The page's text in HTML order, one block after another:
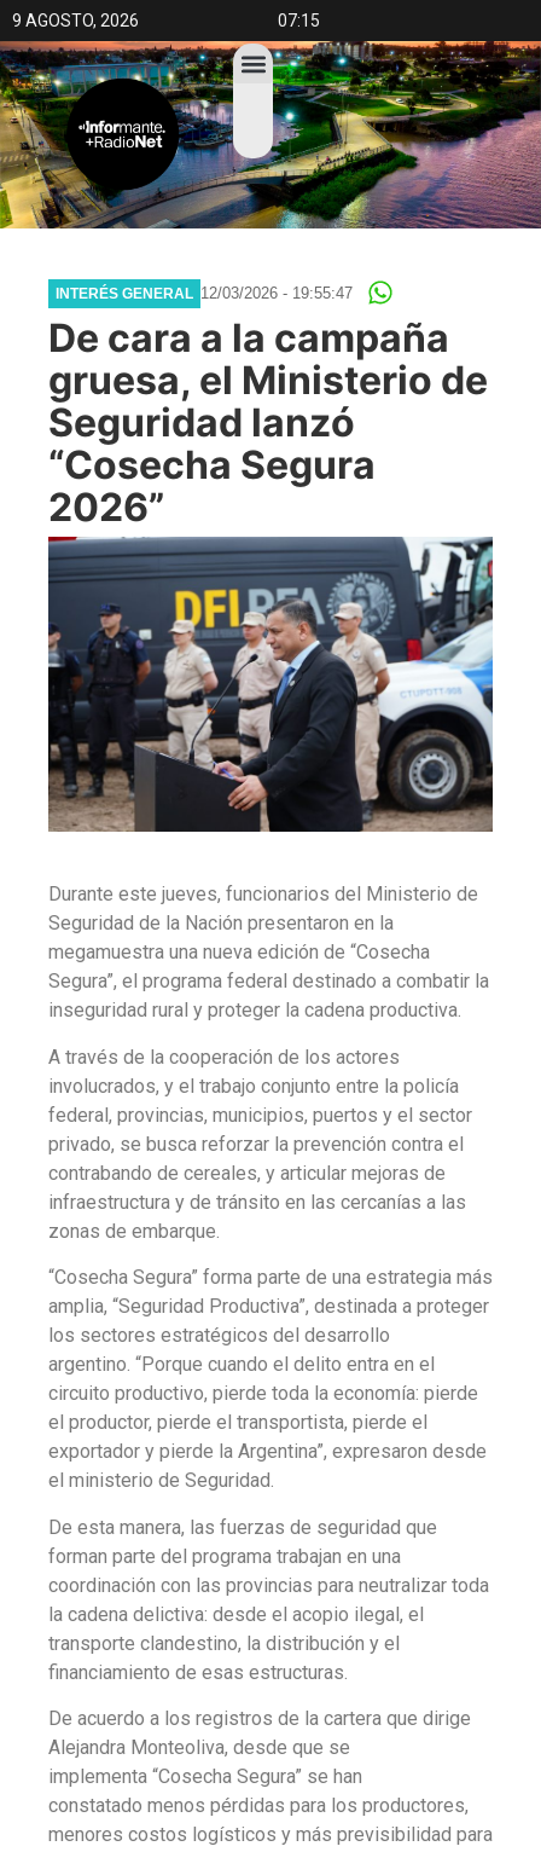
9 AGOSTO, 2026 07:15
INTERÉS GENERAL 12/03/2026 - 19:55:47
De cara a la campaña
gruesa, el Ministerio de
Seguridad lanzó
“Cosecha Segura
2026”
Durante este jueves, funcionarios del Ministerio de
Seguridad de la Nación presentaron en la
megamuestra una nueva edición de “Cosecha
Segura”, el programa federal destinado a combatir la
inseguridad rural y proteger la cadena productiva.
A través de la cooperación de los actores
involucrados, y el trabajo conjunto entre la policía
federal, provincias, municipios, puertos y el sector
privado, se busca reforzar la prevención contra el
contrabando de cereales, y articular mejoras de
infraestructura y de tránsito en las cercanías a las
zonas de embarque.
“Cosecha Segura” forma parte de una estrategia más
amplia, “Seguridad Productiva”, destinada a proteger
los sectores estratégicos del desarrollo
argentino. “Porque cuando el delito entra en el
circuito productivo, pierde toda la economía: pierde
el productor, pierde el transportista, pierde el
exportador y pierde la Argentina”, expresaron desde
el ministerio de Seguridad.
De esta manera, las fuerzas de seguridad que
forman parte del programa trabajan en una
coordinación con las provincias para neutralizar toda
la cadena delictiva: desde el acopio ilegal, el
transporte clandestino, la distribución y el
financiamiento de esas estructuras.
De acuerdo a los registros de la cartera que dirige
Alejandra Monteoliva, desde que se
implementa “Cosecha Segura” se han
constatado menos pérdidas para los productores,
menores costos logísticos y más previsibilidad para